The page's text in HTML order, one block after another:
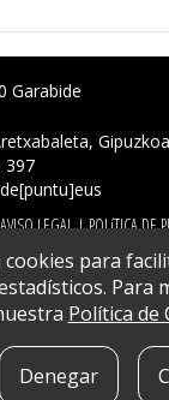
Garabide
Gipuzkoa
397
AVISO LEGAL | POLíTICA DE
para
Para
Política de
Denegar